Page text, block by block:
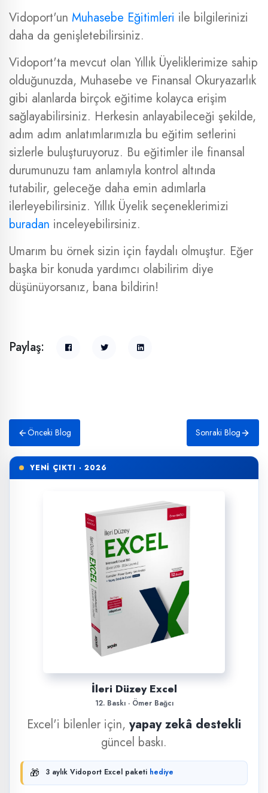
Vidoport'un Muhasebe Eğitimleri ile bilgilerinizi
daha da genişletebilirsiniz.
Vidoport'ta mevcut olan Yıllık Üyeliklerimize sahip
olduğunuzda, Muhasebe ve Finansal Okuryazarlık
gibi alanlarda birçok eğitime kolayca erişim
sağlayabilirsiniz. Herkesin anlayabileceği şekilde,
adım adım anlatımlarımızla bu eğitim setlerini
sizlerle buluşturuyoruz. Bu eğitimler ile finansal
durumunuzu tam anlamıyla kontrol altında
tutabilir, geleceğe daha emin adımlarla
ilerleyebilirsiniz. Yıllık Üyelik seçeneklerimizi
buradan inceleyebilirsiniz.
Umarım bu örnek sizin için faydalı olmuştur. Eğer
başka bir konuda yardımcı olabilirim diye
düşünüyorsanız, bana bildirin!
Paylaş:
Önceki Blog Sonraki Blog
YENİ ÇIKTI · 2026
İleri Düzey Excel
12. Baskı · Ömer Bağcı
Excel'i bilenler için, yapay zekâ destekli
güncel baskı.
🎁 3 aylık Vidoport Excel paketi hediye